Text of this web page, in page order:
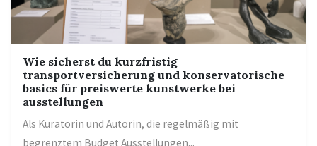
Wie sicherst du kurzfristig
transportversicherung und konservatorische
basics für preiswerte kunstwerke bei
ausstellungen
Als Kuratorin und Autorin, die regelmäßig mit
begrenztem Budget Ausstellungen...